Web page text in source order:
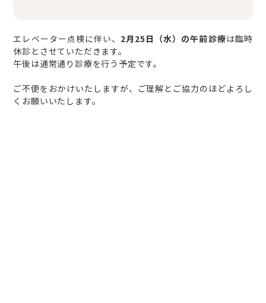
エレベーター点検に伴い、 2月25日（水）の午前診療は臨時
休診とさせていただきます。
午後は通常通り診療を行う予定です。
ご不便をおかけいたしますが、ご理解とご協力のほどよろし
くお願いいたします。